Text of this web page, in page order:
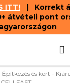
ITT!| Korrekt
átvételi pont
Építkezés és kert -